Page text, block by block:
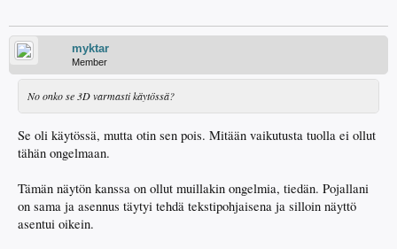
myktar
Member
No onko se 3D varmasti käytössä?
Se oli käytössä, mutta otin sen pois. Mitään vaikutusta tuolla ei ollut
tähän ongelmaan.
Tämän näytön kanssa on ollut muillakin ongelmia, tiedän. Pojallani
on sama ja asennus täytyi tehdä tekstipohjaisena ja silloin näyttö
asentui oikein.